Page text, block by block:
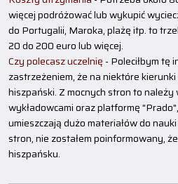
więcej podróżować lub wykupić
do Portugalii, Maroka, plażę itp. to
20 do 200 euro lub więcej.
Czy polecasz uczelnię - Poleciłbym tę
zastrzeżeniem, że na niektóre
hiszpański. Z mocnych stron to
wykładowcami oraz platformę
umieszczają dużo materiałów do
stron, nie zostałem poinformowany,
hiszpańsku.